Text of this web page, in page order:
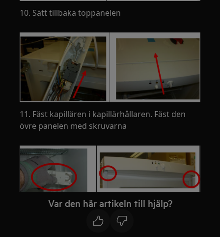
10. Sätt tillbaka toppanelen
11. Fäst kapillären i kapillärhållaren. Fäst den
övre panelen med skruvarna
Var den här artikeln till hjälp?